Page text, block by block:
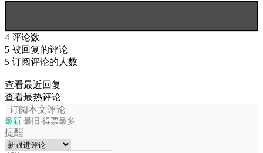
4 评论数
5 被回复的评论
5 订阅评论的人数
查看最近回复
查看最热评论
订阅本文评论
最新 最旧 得票最多
提醒